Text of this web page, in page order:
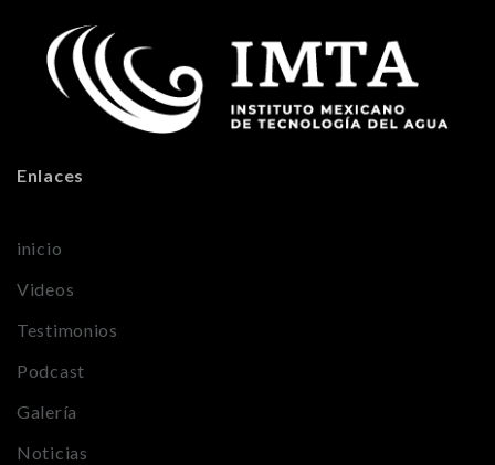
Enlaces
inicio
Videos
Testimonios
Podcast
Galería
Noticias